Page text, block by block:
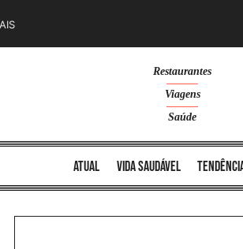
Restaurantes
Viagens
Saúde
atual vida saudável